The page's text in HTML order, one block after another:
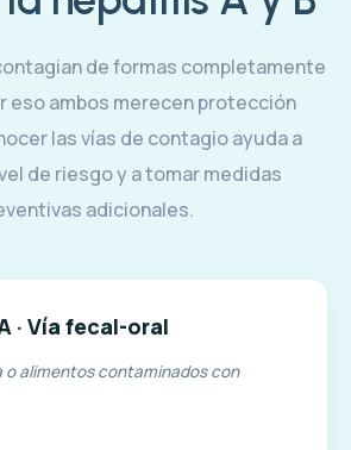
de formas completamente
eso ambos merecen protección
las vías de contagio ayuda a
de riesgo y a tomar medidas
adicionales.
· Vía fecal-oral
o alimentos contaminados con